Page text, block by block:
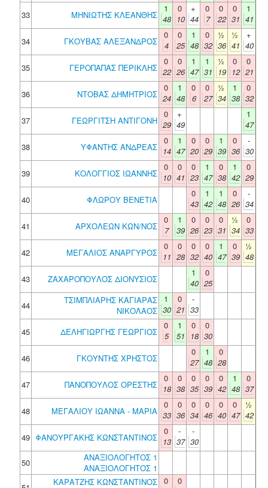
33
ΜΗΝΙΩΤΗΣ ΚΛΕΑΝΘΗΣ
1
48
0
10
+
44
0
7
0
22
0
31
1
41
34
ΓΚΟΥΒΑΣ ΑΛΕΞΑΝΔΡΟΣ
0
4
0
25
1
48
0
32
½
36
½
41
+
40
35
ΓΕΡΟΠΑΠΑΣ ΠΕΡΙΚΛΗΣ
0
22
0
26
1
47
1
31
½
19
0
12
0
21
36
ΝΤΟΒΑΣ ΔΗΜΗΤΡΙΟΣ
0
24
1
48
0
6
0
27
½
34
1
38
0
32
37
ΓΕΩΡΓΙΤΣΗ ΑΝΤΙΓΟΝΗ
0
29
+
49
1
47
38
ΥΦΑΝΤΗΣ ΑΝΔΡΕΑΣ
0
14
1
47
0
20
0
29
1
39
0
36
-
30
39
ΚΟΛΟΓΓΙΟΣ ΙΩΑΝΝΗΣ
0
10
0
41
0
23
1
47
0
38
1
42
0
29
40
ΦΛΩΡΟΥ ΒΕΝΕΤΙΑ
0
43
1
42
1
48
0
26
-
34
41
ΑΡΧΟΛΕΩΝ ΚΩΝ/ΝΟΣ
0
7
1
39
0
26
0
23
0
31
½
34
0
33
42
ΜΕΓΑΛΙΟΣ ΑΝΑΡΓΥΡΟΣ
0
11
0
28
0
32
0
40
1
47
0
39
½
48
43
ΖΑΧΑΡΟΠΟΥΛΟΣ ΔΙΟΝΥΣΙΟΣ
1
40
0
25
44
ΤΣΙΜΠΛΙΑΡΗΣ ΚΑΓΙΑΡΑΣ
ΝΙΚΟΛΑΟΣ
1
30
0
21
-
33
45
ΔΕΛΗΓΙΩΡΓΗΣ ΓΕΩΡΓΙΟΣ
0
5
1
51
0
18
0
30
46
ΓΚΟΥΝΤΗΣ ΧΡΗΣΤΟΣ
0
27
1
48
0
28
47
ΠΑΝΟΠΟΥΛΟΣ ΟΡΕΣΤΗΣ
0
18
0
38
0
35
0
39
0
42
1
48
0
37
48
ΜΕΓΑΛΙΟΥ ΙΩΑΝΝΑ - ΜΑΡΙΑ
0
33
0
36
0
34
0
46
0
40
0
47
½
42
49 ΦΑΝΟΥΡΓΑΚΗΣ ΚΩΝΣΤΑΝΤΙΝΟΣ
0
13
-
37
-
30
50
ΑΝΑΞΙΟΛΟΓΗΤΟΣ 1
ΑΝΑΞΙΟΛΟΓΗΤΟΣ 1
ΚΑΡΑΤΖΗΣ ΚΩΝΣΤΑΝΤΙΝΟΣ 0
0